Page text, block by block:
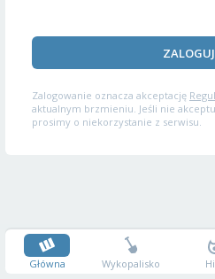
Zalogowanie oznacza akceptację
aktualnym brzmieniu. Jeśli nie
prosimy o niekorzystanie z serwisu.
Główna Wykopalisko